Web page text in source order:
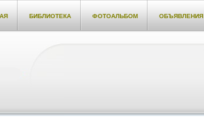
БИБЛИОТЕКА ФОТОАЛЬБОМ ОБЪЯВЛЕНИЯ